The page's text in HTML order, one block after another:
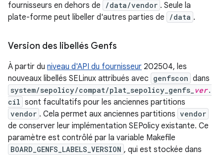
fournisseurs en dehors de
/data/vendor . Seule la
plate-forme peut libeller d'autres parties de
/data .
Version des libellés Genfs
À partir du niveau d'API du fournisseur 202504, les
nouveaux libellés SELinux attribués avec genfscon dans
system/sepolicy/compat/plat_sepolicy_genfs_ ver.
cil sont facultatifs pour les anciennes partitions
vendor . Cela permet aux anciennes partitions vendor
de conserver leur implémentation SEPolicy existante. Ce
paramètre est contrôlé par la variable Makefile
BOARD_GENFS_LABELS_VERSION , qui est stockée dans